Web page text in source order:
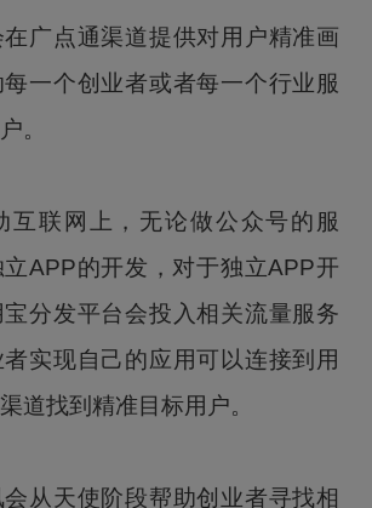
广点通渠道提供对用户精准画
一个创业者或者每一个行业服
。
互联网上，无论做公众号的服
APP的开发，对于独立APP开
分发平台会投入相关流量服务
实现自己的应用可以连接到用
道找到精准目标用户。
从天使阶段帮助创业者寻找相